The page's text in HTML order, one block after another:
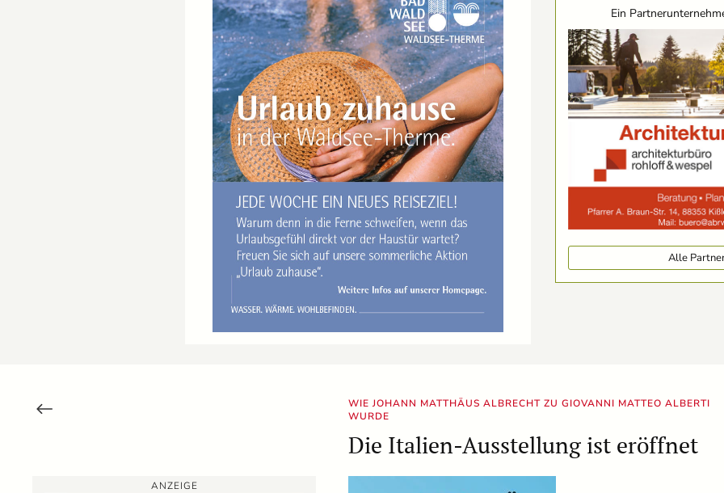
Ein
Alle
WIE JOHANN MATTHÄUS ALBRECHT ZU GIOVANNI MATTEO ALBERTI
WURDE
Die Italien-Ausstellung ist eröffnet
ANZEIGE